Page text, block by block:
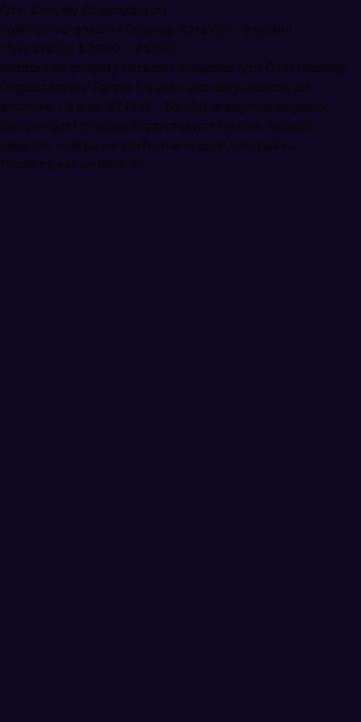
Özel Cosplay Organizasyon
eglence-ve-gosteri · Cosplay Karakter · İstanbul
Fiyat aralığı: ₺2.000 – ₺5.000
İstanbul'da cosplay karakter arayanlar için Özel Cosplay
Organizasyon, Sahne Ustaları'nda doğrulanmış bir
seçenek. Fiyatlar ₺2.000 – ₺5.000 aralığında değişiyor.
Komple özel cosplay organizasyon hizmeti. Kostüm
tasarımı, makyaj ve performans dahil tam paket.
Profili incele ve teklif al